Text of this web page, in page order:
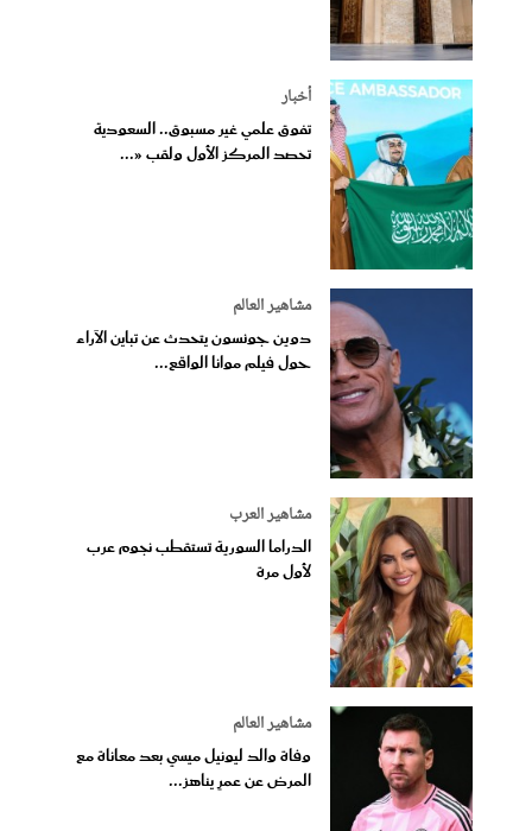
أخبار
تفوق علمي غير مسبوق.. السعودية
تحصد المركز الأول ولقب «...
مشاهير العالم
دوين جونسون يتحدث عن تباين الآراء
حول فيلم موانا الواقع...
مشاهير العرب
الدراما السورية تستقطب نجوم عرب
لأول مرة
مشاهير العالم
وفاة والد ليونيل ميسي بعد معاناة مع
المرض عن عمرٍ يناهز...